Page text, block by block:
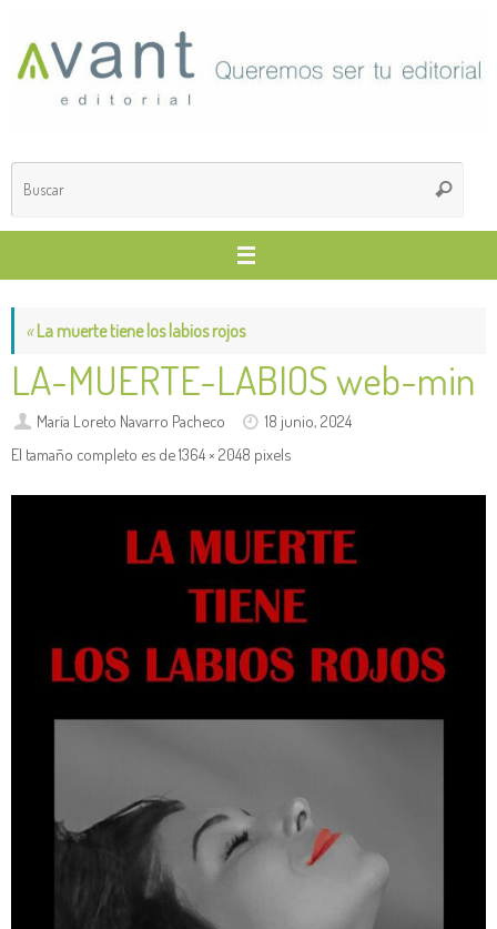
contenido
Buscar
«La muerte tiene los labios rojos
LA-MUERTE-LABIOS web-min
María Loreto Navarro Pacheco
18 junio, 2024
El tamaño completo es de1364 × 2048 pixels